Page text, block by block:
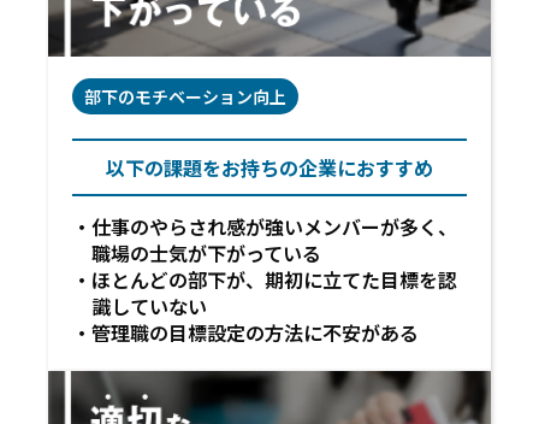
部下のモチベーション向上
以下の課題をお持ちの企業におすすめ
仕事のやらされ感が強いメンバーが多く、
職場の士気が下がっている
ほとんどの部下が、期初に立てた目標を認
識していない
管理職の目標設定の方法に不安がある